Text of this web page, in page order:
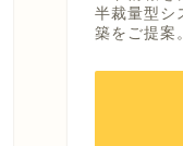
半裁量型シ
築をご提案